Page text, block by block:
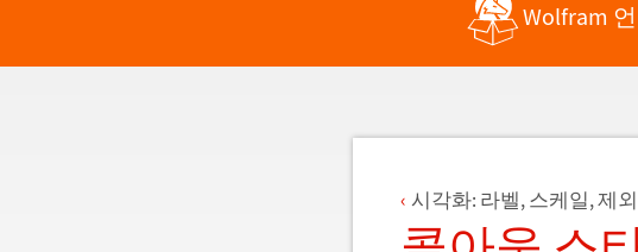
Wolfram
시각화: 라벨, 스케일, 제외